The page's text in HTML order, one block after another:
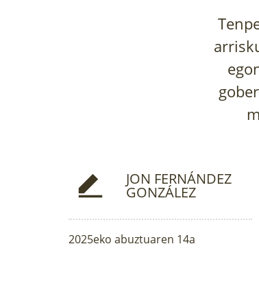
JON FERNÁNDEZ
GONZÁLEZ
2025eko abuztuaren 14a